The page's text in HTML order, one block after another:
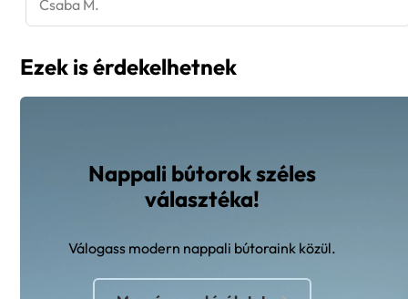
Csaba M.
Ezek is érdekelhetnek
Nappali bútorok széles
választéka!
Válogass modern nappali bútoraink közül.